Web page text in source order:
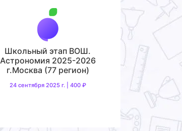
Школьный этап ВОШ.
Астрономия 2025-2026
г.Москва (77 регион)
24 сентября 2025 г. | 400 ₽